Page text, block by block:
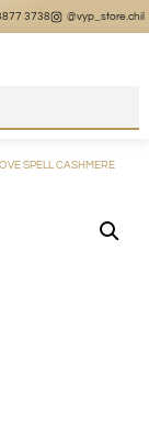
SPELL CASHMERE